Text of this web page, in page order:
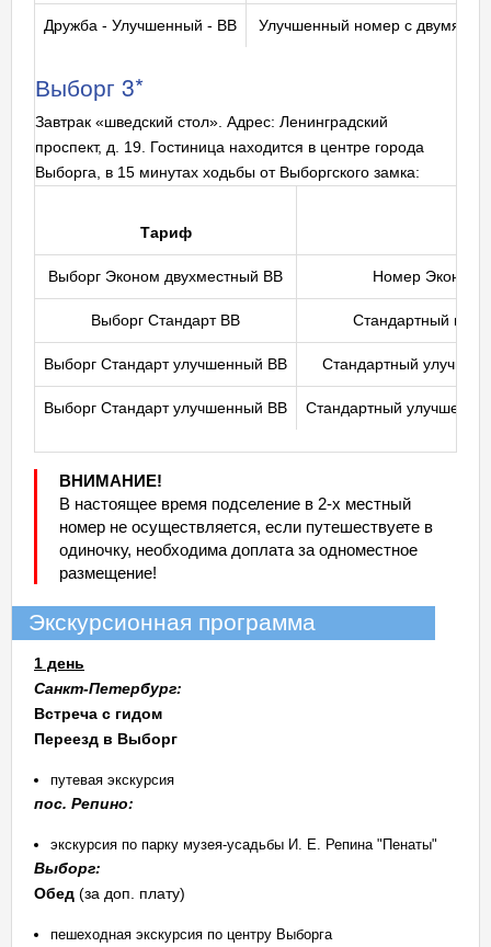
Дружба - Улучшенный - BB Улучшенный номер с двумя
Выборг 3*
Завтрак «шведский стол». Адрес: Ленинградский
проспект, д. 19. Гостиница находится в центре города
Выборга, в 15 минутах ходьбы от Выборгского замка:
Тариф
Выборг Эконом двухместный BB Номер Эконом
Выборг Стандарт BB Стандартный
Выборг Стандарт улучшенный BB Стандартный
Выборг Стандарт улучшенный BB Стандартный
ВНИМАНИЕ!
В настоящее время подселение в 2-х местный
номер не осуществляется, если путешествуете в
одиночку, необходима доплата за одноместное
размещение!
Экскурсионная программа
1 день
Санкт-Петербург:
Встреча с гидом
Переезд в Выборг
путевая экскурсия
пос. Репино:
экскурсия по парку музея-усадьбы И. Е. Репина "Пенаты"
Выборг:
Обед (за доп. плату)
пешеходная экскурсия по центру Выборга